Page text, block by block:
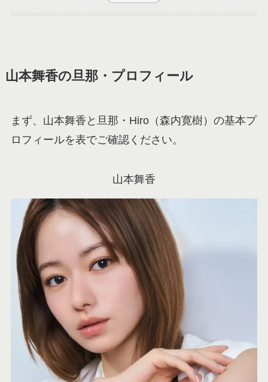
山本舞香の旦那・プロフィール
まず、山本舞香と旦那・Hiro（森内寛樹）の基本プ
ロフィールを表でご確認ください。
山本舞香